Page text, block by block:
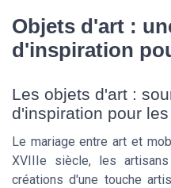
Objets d'art :
d'inspiration
Les objets d'art :
d'inspiration pour
Le mariage entre art et
XVIIIe siècle, les
créations d'une touche